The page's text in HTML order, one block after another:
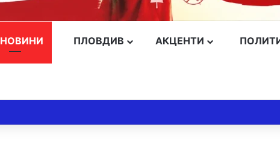
НОВИНИ ПЛОВДИВ АКЦЕНТИ